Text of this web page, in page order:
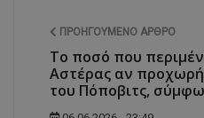
ΠΡΟΗΓΟΎΜΕΝΟ ΆΡΘΡΟ
Το ποσό που
Αστέρας αν
του Πόποβιτς,